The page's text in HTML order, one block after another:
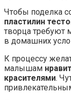
Чтобы поделка
пластилин
творца требуют
в домашних
К процессу
малышам
красителями.